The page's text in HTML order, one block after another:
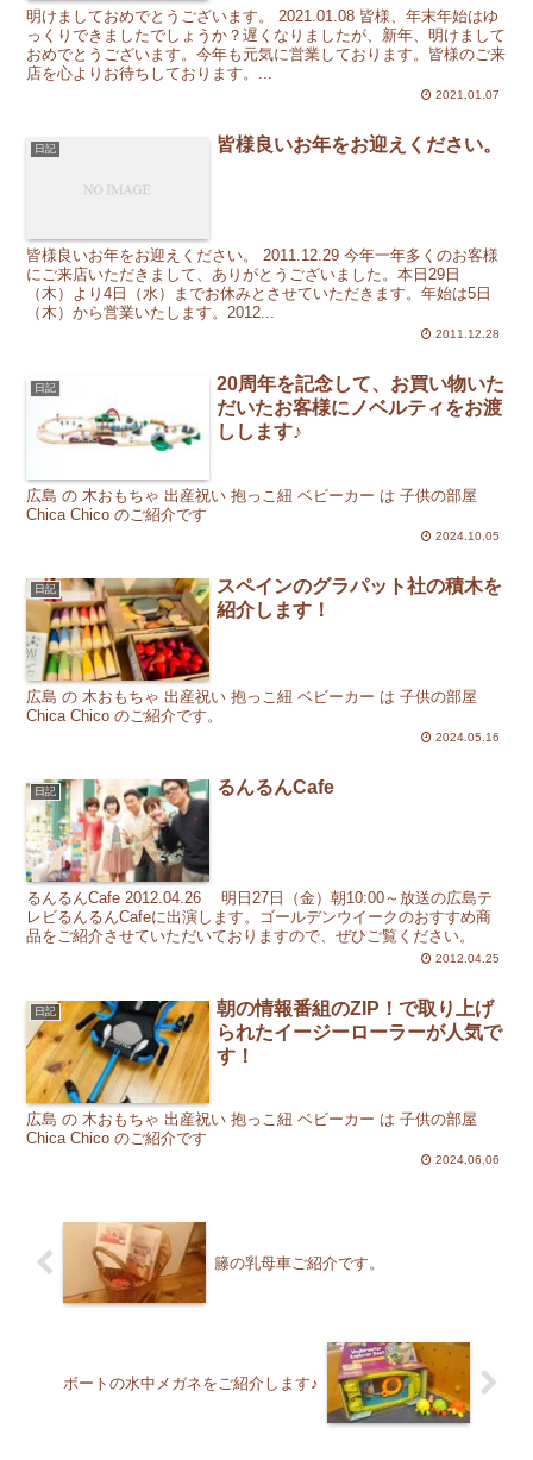
明けましておめでとうございます。 2021.01.08 皆様、年末年始はゆ
っくりできましたでしょうか？遅くなりましたが、新年、明けまして
おめでとうございます。今年も元気に営業しております。皆様のご来
店を心よりお待ちしております。...
2021.01.07
日記 皆様良いお年をお迎えください。
皆様良いお年をお迎えください。 2011.12.29 今年一年多くのお客様
にご来店いただきまして、ありがとうございました。本日29日
（木）より4日（水）までお休みとさせていただきます。年始は5日
（木）から営業いたします。2012...
2011.12.28
日記
20周年を記念して、お買い物いた
だいたお客様にノベルティをお渡
しします♪
広島 の 木おもちゃ 出産祝い 抱っこ紐 ベビーカー は 子供の部屋
Chica Chico のご紹介です
2024.10.05
日記
スペインのグラパット社の積木を
紹介します！
広島 の 木おもちゃ 出産祝い 抱っこ紐 ベビーカー は 子供の部屋
Chica Chico のご紹介です。
2024.05.16
日記 るんるんCafe
るんるんCafe 2012.04.26 明日27日（金）朝10:00～放送の広島テ
レビるんるんCafeに出演します。ゴールデンウイークのおすすめ商
品をご紹介させていただいておりますので、ぜひご覧ください。
2012.04.25
日記
朝の情報番組のZIP！で取り上げ
られたイージーローラーが人気で
す！
広島 の 木おもちゃ 出産祝い 抱っこ紐 ベビーカー は 子供の部屋
Chica Chico のご紹介です
2024.06.06
籐の乳母車ご紹介です。
ボートの水中メガネをご紹介します♪